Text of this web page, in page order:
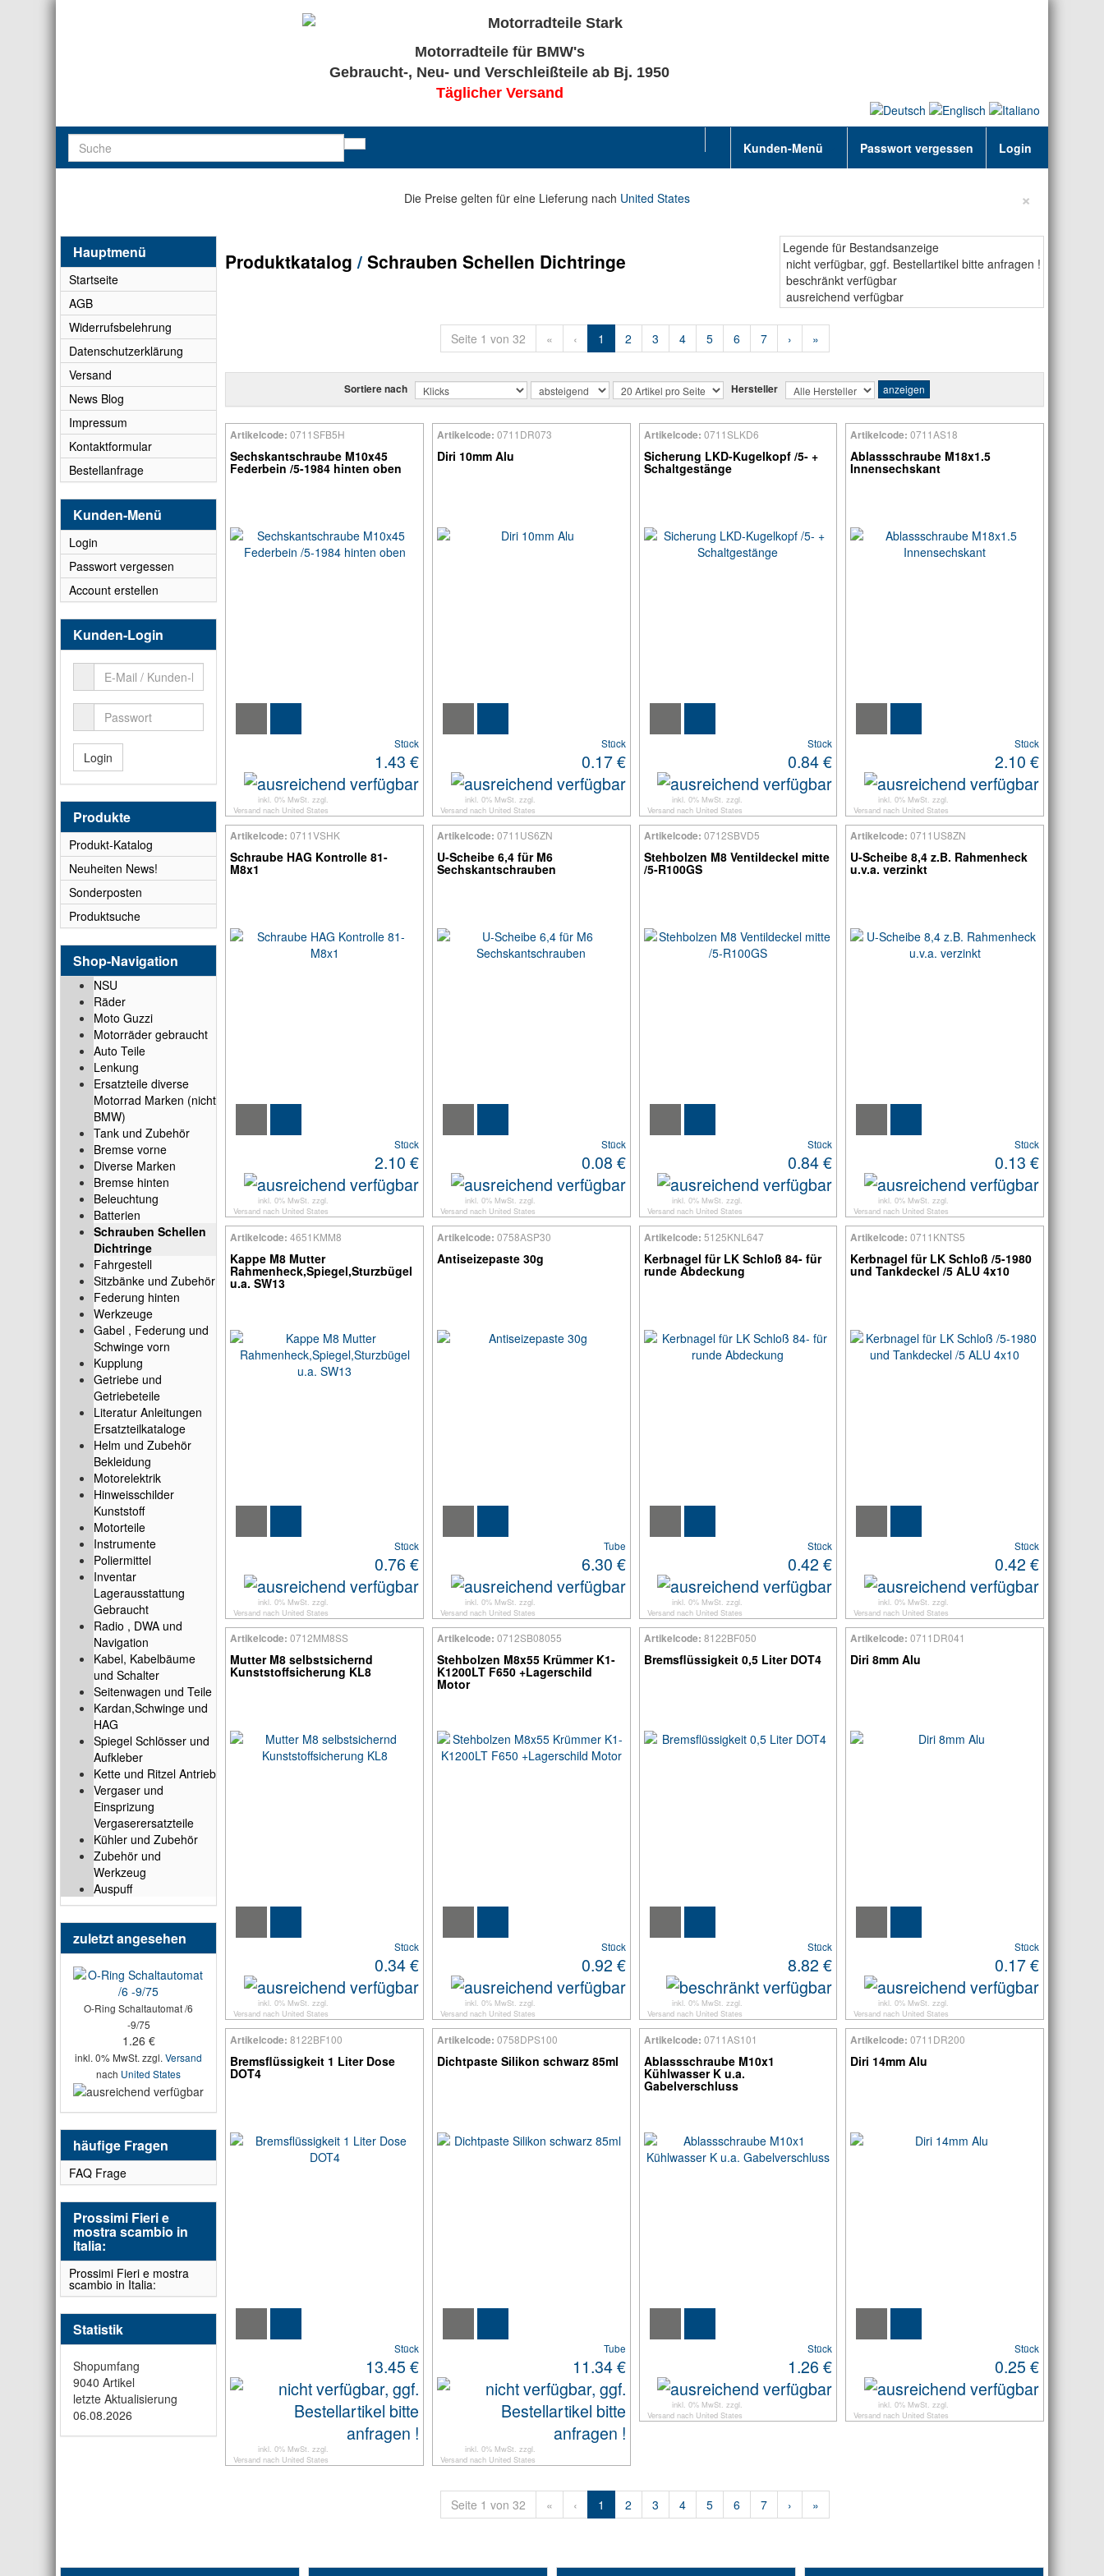
Motorradteile für BMW's
Gebraucht-, Neu- und Verschleißteile ab Bj. 1950
Täglicher Versand
Kunden-Menü Passwort vergessen Login
Die Preise gelten für eine Lieferung nach United States ×
Legende für Bestandsanzeige
nicht verfügbar, ggf. Bestellartikel bitte anfragen !
beschränkt verfügbar
ausreichend verfügbar
Produktkatalog /Schrauben Schellen Dichtringe
Seite 1 von 32 « ‹ 1 2 3 4 5 6 7 › »
Sortiere nach Hersteller
Artikelcode:0711SFB5H
Sechskantschraube M10x45
Federbein /5-1984 hinten oben
Stück
1.43 €
inkl. 0% MwSt. zzgl.
Versand nach United States
Artikelcode: 0711DR073
Diri 10mm Alu
Stück
0.17 €
inkl. 0% MwSt. zzgl.
Versand nach United States
Artikelcode: 0711SLKD6
Sicherung LKD-Kugelkopf /5- +
Schaltgestänge
Stück
0.84 €
inkl. 0% MwSt. zzgl.
Versandnach United States
Artikelcode:0711AS18
Ablassschraube M18x1.5
Innensechskant
Stück
2.10 €
inkl. 0% MwSt. zzgl.
Versand nach United States
Artikelcode:0711VSHK
Schraube HAG Kontrolle 81-
M8x1
Stück
2.10 €
inkl. 0% MwSt. zzgl.
Versand nach United States
Artikelcode: 0711US6ZN
U-Scheibe 6,4 für M6
Sechskantschrauben
Stück
0.08 €
inkl. 0% MwSt. zzgl.
Versand nach United States
Artikelcode: 0712SBVD5
Stehbolzen M8 Ventildeckel mitte
/5-R100GS
Stück
0.84 €
inkl. 0% MwSt. zzgl.
Versandnach United States
Artikelcode:0711US8ZN
U-Scheibe 8,4 z.B. Rahmenheck
u.v.a. verzinkt
Stück
0.13 €
inkl. 0% MwSt. zzgl.
Versand nach United States
Artikelcode:4651KMM8
Kappe M8 Mutter
Rahmenheck,Spiegel,Sturzbügel
u.a. SW13
Stück
0.76 €
inkl. 0% MwSt. zzgl.
Versand nach United States
Artikelcode: 0758ASP30
Antiseizepaste 30g
Tube
6.30 €
inkl. 0% MwSt. zzgl.
Versand nach United States
Artikelcode: 5125KNL647
Kerbnagel für LK Schloß 84- für
runde Abdeckung
Stück
0.42 €
inkl. 0% MwSt. zzgl.
Versandnach United States
Artikelcode:0711KNTS5
Kerbnagel für LK Schloß /5-1980
und Tankdeckel /5 ALU 4x10
Stück
0.42 €
inkl. 0% MwSt. zzgl.
Versand nach United States
Artikelcode:0712MM8SS
Mutter M8 selbstsichernd
Kunststoffsicherung KL8
Stück
0.34 €
inkl. 0% MwSt. zzgl.
Versand nach United States
Artikelcode: 0712SB08055
Stehbolzen M8x55 Krümmer K1-
K1200LT F650 +Lagerschild
Motor
Stück
0.92 €
inkl. 0% MwSt. zzgl.
Versand nach United States
Artikelcode: 8122BF050
Bremsflüssigkeit 0,5 Liter DOT4
Stück
8.82 €
inkl. 0% MwSt. zzgl.
Versandnach United States
Artikelcode:0711DR041
Diri 8mm Alu
Stück
0.17 €
inkl. 0% MwSt. zzgl.
Versand nach United States
Artikelcode:8122BF100
Bremsflüssigkeit 1 Liter Dose
DOT4
Stück
13.45 €
inkl. 0% MwSt. zzgl.
Versand nach United States
Artikelcode: 0758DPS100
Dichtpaste Silikon schwarz 85ml
Tube
11.34 €
inkl. 0% MwSt. zzgl.
Versand nach United States
Artikelcode: 0711AS101
Ablassschraube M10x1
Kühlwasser K u.a.
Gabelverschluss
Stück
1.26 €
inkl. 0% MwSt. zzgl.
Versandnach United States
Artikelcode:0711DR200
Diri 14mm Alu
Stück
0.25 €
inkl. 0% MwSt. zzgl.
Versand nach United States
Seite 1 von 32 « ‹ 1 2 3 4 5 6 7 › »
Hauptmenü
Startseite
AGB
Widerrufsbelehrung
Datenschutzerklärung
Versand
News Blog
Impressum
Kontaktformular
Bestellanfrage
Kunden-Menü
Login
Passwort vergessen
Account erstellen
Kunden-Login
Login
Produkte
Produkt-Katalog
Neuheiten News!
Sonderposten
Produktsuche
Shop-Navigation
NSU
Räder
Moto Guzzi
Motorräder gebraucht
Auto Teile
Lenkung
Ersatzteile diverse
Motorrad Marken (nicht
BMW)
Tank und Zubehör
Bremse vorne
Diverse Marken
Bremse hinten
Beleuchtung
Batterien
Schrauben Schellen
Dichtringe
Fahrgestell
Sitzbänke und Zubehör
Federung hinten
Werkzeuge
Gabel , Federung und
Schwinge vorn
Kupplung
Getriebe und
Getriebeteile
Literatur Anleitungen
Ersatzteilkataloge
Helm und Zubehör
Bekleidung
Motorelektrik
Hinweisschilder
Kunststoff
Motorteile
Instrumente
Poliermittel
Inventar
Lagerausstattung
Gebraucht
Radio , DWA und
Navigation
Kabel, Kabelbäume
und Schalter
Seitenwagen und Teile
Kardan,Schwinge und
HAG
Spiegel Schlösser und
Aufkleber
Kette und Ritzel Antrieb
Vergaser und
Einsprizung
Vergaserersatzteile
Kühler und Zubehör
Zubehör und
Werkzeug
Auspuff
zuletzt angesehen
O-Ring Schaltautomat /6
-9/75
1.26 €
inkl. 0% MwSt. zzgl.Versand
nach United States
häufige Fragen
FAQ Frage
Prossimi Fieri e
mostra scambio in
Italia:
Prossimi Fieri e mostra
scambio in Italia:
Statistik
Shopumfang
9040 Artikel
letzte Aktualisierung
06.08.2026